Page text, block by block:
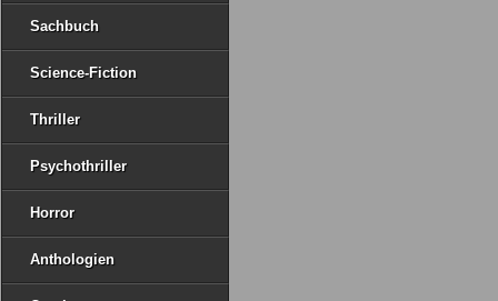
Sachbuch
Science-Fiction
Thriller
Psychothriller
Horror
Anthologien